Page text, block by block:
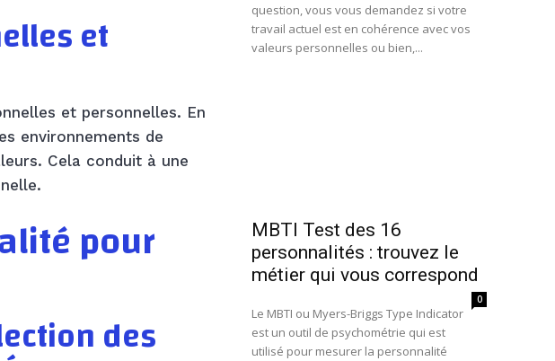
et
et personnelles. En
environnements de
Cela conduit à une
pour
des
question, vous vous demandez si votre
travail actuel est en cohérence avec vos
valeurs personnelles ou bien,...
MBTI Test des 16
personnalités : trouvez le
métier qui vous correspond
0
Le MBTI ou Myers-Briggs Type Indicator
est un outil de psychométrie qui est
utilisé pour mesurer la personnalité